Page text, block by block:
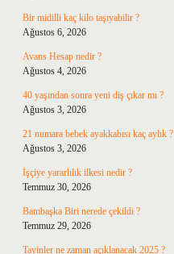
Bir midilli kaç kilo taşıyabilir ?
Ağustos 6, 2026
Avans Hesap nedir ?
Ağustos 4, 2026
40 yaşından sonra yeni diş çıkar mı ?
Ağustos 3, 2026
21 numara bebek ayakkabısı kaç aylık ?
Ağustos 3, 2026
İşçiye yararlılık ilkesi nedir ?
Temmuz 30, 2026
Bambaşka Biri nerede çekildi ?
Temmuz 29, 2026
Tayinler ne zaman açıklanacak 2025 ?